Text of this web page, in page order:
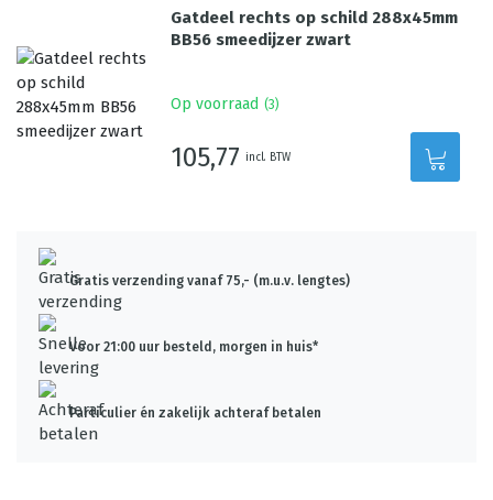
Gatdeel rechts op schild 288x45mm
BB56 smeedijzer zwart
Op voorraad (3)
105,77 incl. BTW
Gratis verzending vanaf 75,- (m.u.v. lengtes)
Voor 21:00 uur besteld, morgen in huis*
Particulier én zakelijk achteraf betalen